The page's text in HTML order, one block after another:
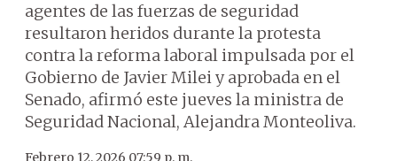
agentes de las fuerzas de seguridad
resultaron heridos durante la protesta
contra la reforma laboral impulsada por el
Gobierno de Javier Milei y aprobada en el
Senado, afirmó este jueves la ministra de
Seguridad Nacional, Alejandra Monteoliva.
Febrero 12, 2026 07:59 p. m.